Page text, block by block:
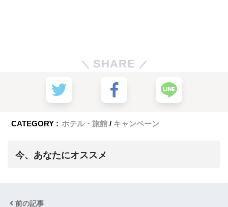
SHARE
CATEGORY : ホテル・旅館 キャンペーン
今、あなたにオススメ
前の記事